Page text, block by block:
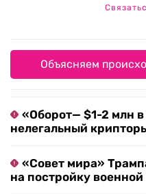
Объясняем
«Оборот— $1-2 млн
нелегальный
«Совет мира»
на постройку военной